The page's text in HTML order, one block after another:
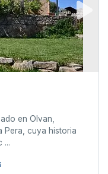
en Olvan,
Pera, cuya historia
...